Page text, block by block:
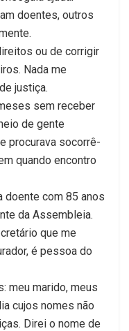
doentes, outros
ou de corrigir
Nada me
justiça.
sem receber
de gente
procurava socorrê-
quando encontro
doente com 85 anos
da Assembleia.
que me
é pessoa do
meu marido, meus
cujos nomes não
Direi o nome de